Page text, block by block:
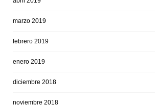
marzo 2019
febrero 2019
enero 2019
diciembre 2018
noviembre 2018